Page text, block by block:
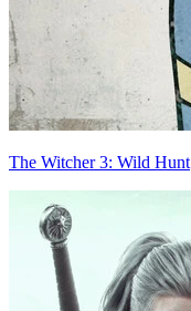
The Witcher 3: Wild Hunt